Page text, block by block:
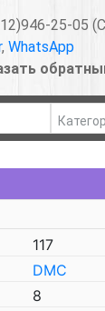
25-05
, WhatsApp
117
DMC
8